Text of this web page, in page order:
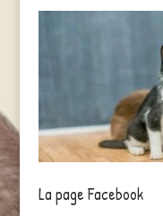
La page Facebook